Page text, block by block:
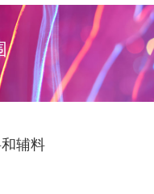
辅料